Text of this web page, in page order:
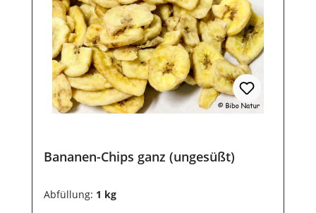
Bananen-Chips ganz (ungesüßt)
Abfüllung: 1 kg